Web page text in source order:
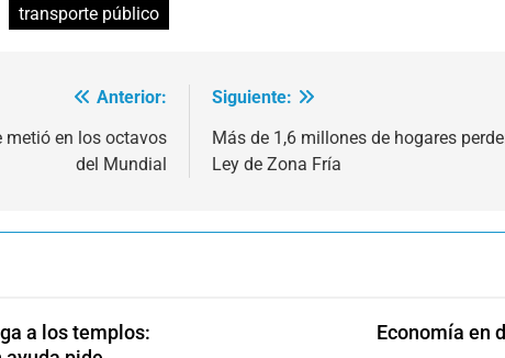
transporte público
Anterior:
metió en los octavos
del Mundial
Siguiente:
Más de 1,6 millones de hogares
Ley de Zona Fría
a los templos:
Economía en